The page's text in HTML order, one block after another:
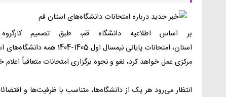
بر اساس اطلاعیه دانشگاه قم، طبق تصمیم
استان، امتحانات پایانی
مرکزی عمل خواهد کرد، لغو و نحوه برگزاری امتحانات متعاقباً
انتظار می‌رود هر یک از دانشگاه‌ها، متناسب با ظرفیت‌ها و